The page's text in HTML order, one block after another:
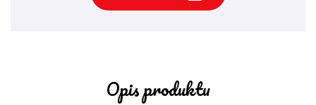
Opis produktu